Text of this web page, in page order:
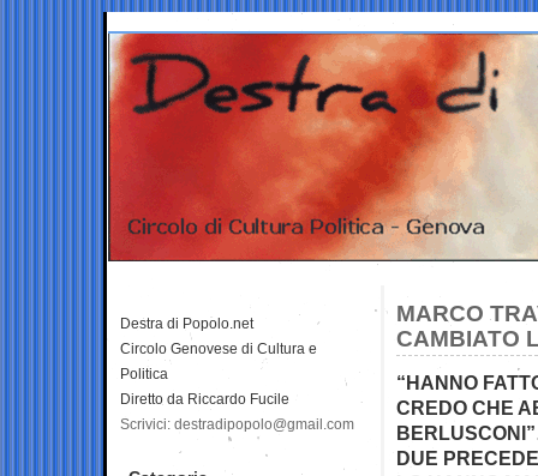
MARCO
CAMBIATO
“HANNO
CREDO CHE
DUE
Destra di Popolo.net
Circolo Genovese di Cultura e
Politica
Diretto da Riccardo Fucile
Scrivici: destradipopolo@gmail.com